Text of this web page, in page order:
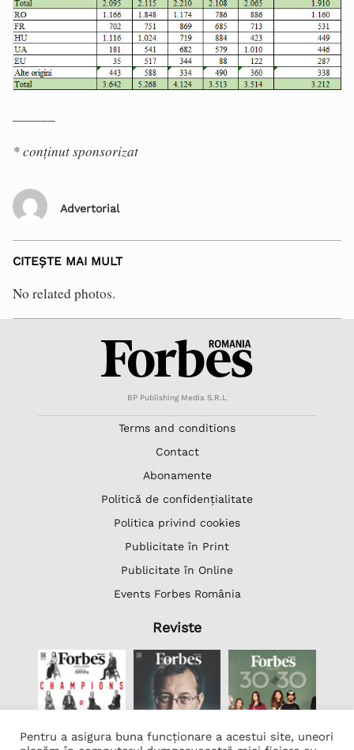
* conținut sponsorizat
Advertorial
CITEȘTE MAI MULT
No related photos.
BP Publishing Media S.R.L
Terms and conditions
Contact
Abonamente
Politică de confidențialitate
Politica privind cookies
Publicitate în Print
Publicitate în Online
Events Forbes România
Reviste
Pentru a asigura buna funcționare a acestui site, uneori